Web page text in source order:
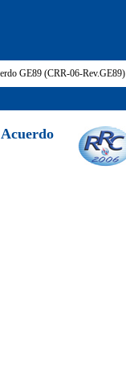
GE89 (CRR-06-Rev.GE89)